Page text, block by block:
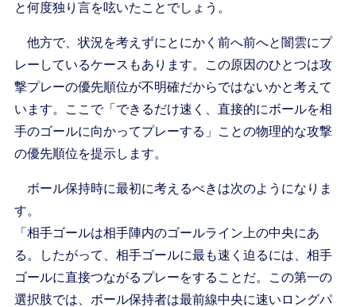
と何度独り言を呟いたことでしょう。
他方で、状況を考えずにとにかく前へ前へと闇雲にプ
レーしているケースもあります。この原因のひとつは攻
撃プレーの優先順位が不明確だからではないかと考えて
います。ここで「できるだけ速く、直接的にボールを相
手のゴールに向かってプレーする」ことの物理的な攻撃
の優先順位を提示します。
ボール保持時に最初に考えるべきは次のようになりま
す。
「相手ゴールは相手陣内のゴールライン上の中央にあ
る。したがって、相手ゴールに最も速く迫るには、相手
ゴールに直接つながるプレーをすることだ。この第一の
選択肢では、ボール保持者は最前線中央に速いロングパ